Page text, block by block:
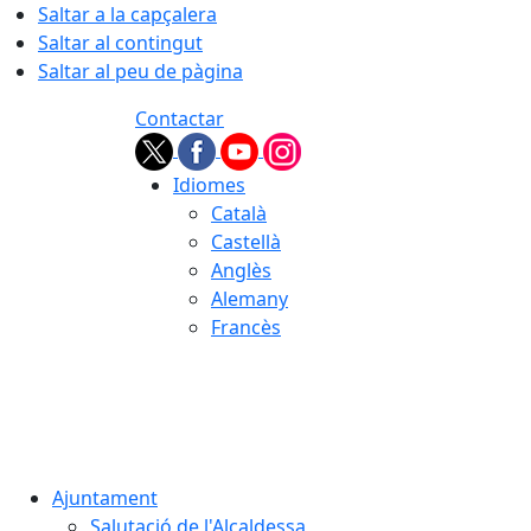
Saltar a la capçalera
Saltar al contingut
Saltar al peu de pàgina
Contactar
Idiomes
Català
Castellà
Anglès
Alemany
Francès
Ajuntament